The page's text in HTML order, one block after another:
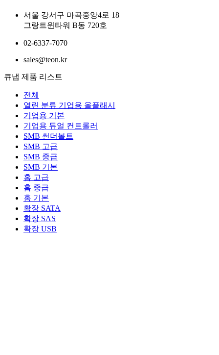
서울 강서구 마곡중앙4로 18
그랑트윈타워 B동 720호
02-6337-7070
sales@teon.kr
큐냅 제품 리스트
전체
열린 분류 기업용 올플래시
기업용 기본
기업용 듀얼 컨트롤러
SMB 썬더볼트
SMB 고급
SMB 중급
SMB 기본
홈 고급
홈 중급
홈 기본
확장 SATA
확장 SAS
확장 USB